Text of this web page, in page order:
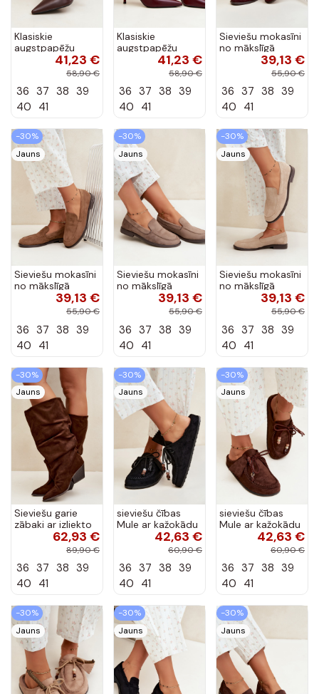
Klasiskie
augstpapēžu
kurpes no
mākslīgās ādas,
41,23 €
58,90 €
36 37 38 39
40 41
Klasiskie
augstpapēžu
kurpes no
mākslīgās ādas,
41,23 €
58,90 €
36 37 38 39
40 41
Sieviešu mokasīni
no mākslīgā
zamša, bordo
krāsā Laisie
39,13 €
55,90 €
36 37 38 39
40 41
-30%
Jauns
Sieviešu mokasīni
no mākslīgā
zamša, brūnā
krāsā Laisie
39,13 €
55,90 €
36 37 38 39
40 41
-30%
Jauns
Sieviešu mokasīni
no mākslīgā
zamša, māla
krāsā Laisie
39,13 €
55,90 €
36 37 38 39
40 41
-30%
Jauns
Sieviešu mokasīni
no mākslīgā
zamša, smilšu
krāsā Laisie
39,13 €
55,90 €
36 37 38 39
40 41
-30%
Jauns
Sieviešu garie
zābaki ar izliekto
augšdaļu un
papēžiem no
Durela
62,93 €
89,90 €
36 37 38 39
40 41
-30%
Jauns
sieviešu čības
Mule ar kažokādu
melnā krāsā Melia
42,63 €
60,90 €
36 37 38 39
40 41
-30%
Jauns
sieviešu čības
Mule ar kažokādu
šokolādes krāsā
42,63 €
60,90 €
36 37 38 39
40 41
-30%
Jauns
-30%
Jauns
-30%
Jauns